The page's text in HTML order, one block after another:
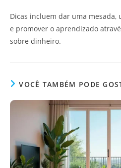
Dicas incluem dar uma mesada,
e promover o aprendizado
sobre dinheiro.
VOCÊ TAMBÉM PODE